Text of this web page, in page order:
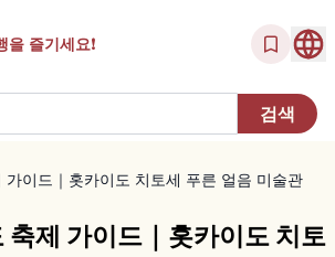
을 즐기세요!
가이드｜홋카이도 치토세 푸른 얼음 미술관
축제 가이드｜홋카이도 치토